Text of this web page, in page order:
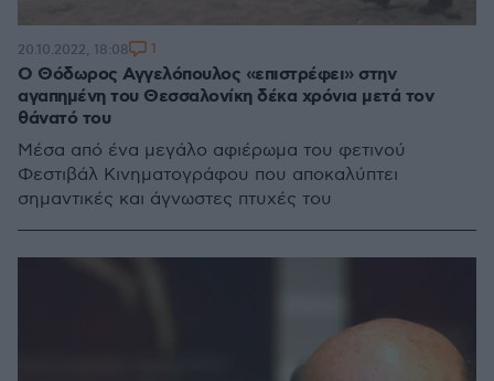
Ο Θόδωρος Αγγελόπουλος «επιστρέφει» στην
αγαπημένη του Θεσσαλονίκη δέκα χρόνια μετά τον
θάνατό του
Μέσα από ένα μεγάλο αφιέρωμα του φετινού
Φεστιβάλ Κινηματογράφου που αποκαλύπτει
σημαντικές και άγνωστες πτυχές του
20.10.2022, 18:08 1